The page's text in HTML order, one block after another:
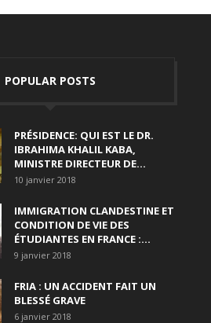
POPULAR POSTS
PRÉSIDENCE: QUI EST LE DR.
IBRAHIMA KHALIL KABA,
MINISTRE DIRECTEUR DE...
10 janvier 2018
IMMIGRATION CLANDESTINE ET
CONDITION DE VIE DES
ÉTUDIANTES EN FRANCE :...
9 janvier 2018
FRIA : UN ACCIDENT FAIT UN
BLESSÉ GRAVE
6 janvier 2018